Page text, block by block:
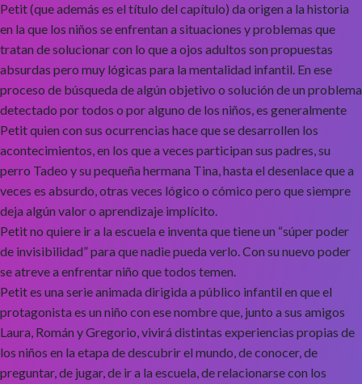
Petit (que además es el título del capítulo) da origen a la historia
en la que los niños se enfrentan a situaciones y problemas que
tratan de solucionar con lo que a ojos adultos son propuestas
absurdas pero muy lógicas para la mentalidad infantil. En ese
proceso de búsqueda de algún objetivo o solución de un problema
detectado por todos o por alguno de los niños, es generalmente
Petit quien con sus ocurrencias hace que se desarrollen los
acontecimientos, en los que a veces participan sus padres, su
perro Tadeo y su pequeña hermana Tina, hasta el desenlace que a
veces es absurdo, otras veces lógico o cómico pero que siempre
deja algún valor o aprendizaje implícito.
Petit no quiere ir a la escuela e inventa que tiene un “súper poder
de invisibilidad” para que nadie pueda verlo. Con su nuevo poder
se atreve a enfrentar niño que todos temen.
Petit es una serie animada dirigida a público infantil en que el
protagonista es un niño con ese nombre que, junto a sus amigos
Laura, Román y Gregorio, vivirá distintas experiencias propias de
los niños en la etapa de descubrir el mundo, de conocer, de
preguntar, de jugar, de ir a la escuela, de relacionarse con los